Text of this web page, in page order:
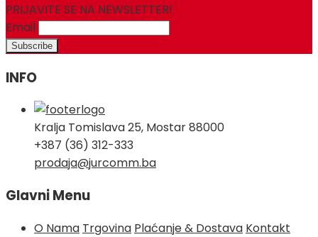
PRIJAVITE SE NA NEWSLETTER!
Email
INFO
Kralja Tomislava 25, Mostar 88000
+387 (36) 312-333
prodaja@jurcomm.ba
Glavni Menu
O Nama Trgovina Plaćanje & Dostava Kontakt